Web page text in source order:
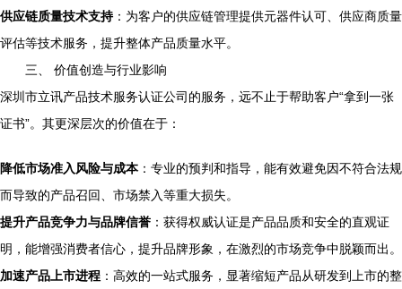
供应链质量技术支持：为客户的供应链管理提供元器件认可、供应商质量
评估等技术服务，提升整体产品质量水平。
三、 价值创造与行业影响
深圳市立讯产品技术服务认证公司的服务，远不止于帮助客户“拿到一张
证书”。其更深层次的价值在于：
降低市场准入风险与成本：专业的预判和指导，能有效避免因不符合法规
而导致的产品召回、市场禁入等重大损失。
提升产品竞争力与品牌信誉 ：获得权威认证是产品品质和安全的直观证
明，能增强消费者信心，提升品牌形象，在激烈的市场竞争中脱颖而出。
加速产品上市进程 ：高效的一站式服务，显著缩短产品从研发到上市的整